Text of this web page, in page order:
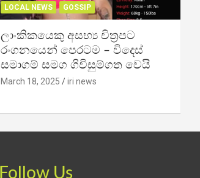
LOCAL NEWS GOSSIP
ලාංකිකයෙකු අසභ්‍ය චිත්‍රපට
රංගනයෙන් පෙරටම – විදෙස්
සමාගම් සමග ගිවිසුම්ගත වෙයි
March 18, 2025 iri news
Follow Us